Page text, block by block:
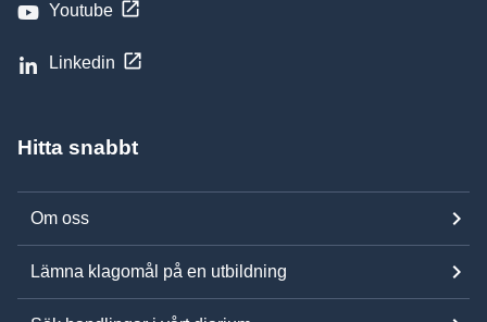
Youtube
Linkedin
Hitta snabbt
Om oss
Lämna klagomål på en utbildning